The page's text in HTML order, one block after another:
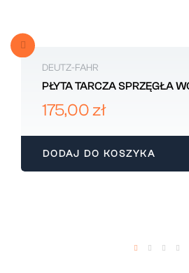
DEUTZ-FAHR
PŁYTA TARCZA SPRZĘGŁA
DEUTZ-FAHR 0.013.9480.0
175,00 zł
DODAJ DO KOSZYKA